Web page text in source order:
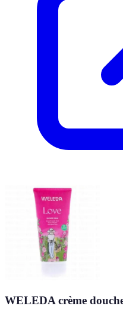
WELEDA crème